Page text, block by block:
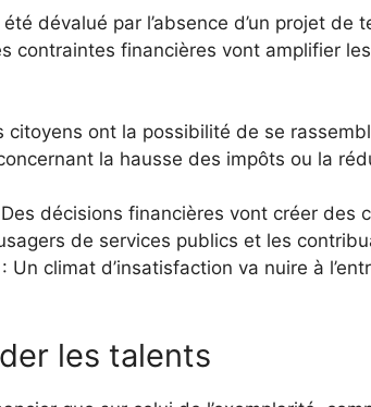
dévalué par l’absence d’un projet de
contraintes financières vont amplifier
ont la possibilité de se
la hausse des impôts ou la
décisions financières vont créer des
de services publics et les
climat d’insatisfaction va nuire à
les talents